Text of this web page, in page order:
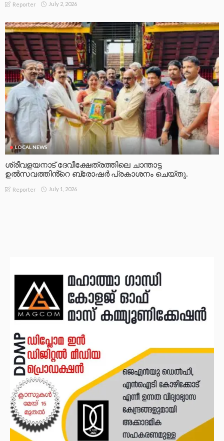
Reporter July 2, 2026
LOCAL NEWS
ശ്രീവളയനാട് ദേവീക്ഷേത്രത്തിലെ ചാന്താട്ട
ഉൽസവത്തിൻ്റെ ബ്രോഷർ പ്രകാശനം ചെയ്തു.
Reporter July 1, 2026